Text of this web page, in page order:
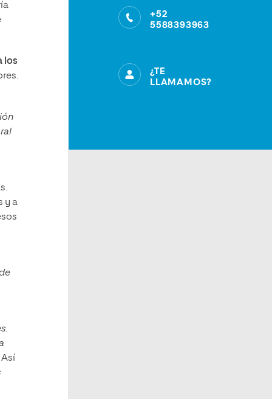
los
y a
Así
+52
5588393963
¿TE
LLAMAMOS?